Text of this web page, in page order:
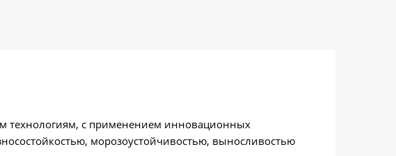
технологиям, с применением инновационных
морозоустойчивостью, выносливостью